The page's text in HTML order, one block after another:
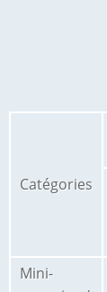
Catégories
Mini-